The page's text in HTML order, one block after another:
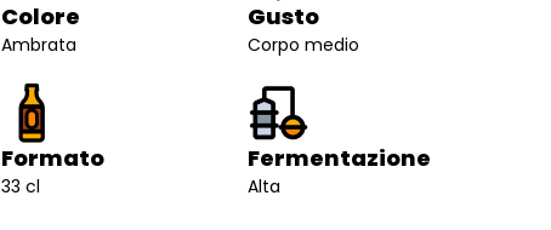
Colore
Ambrata
Gusto
Corpo medio
Formato
33 cl
Fermentazione
Alta